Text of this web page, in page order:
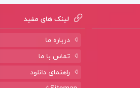
لینک های مفید
درباره ما
تماس با ما
راهنمای دانلود